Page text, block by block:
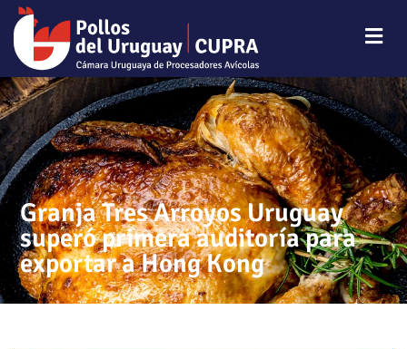
Granja Tres Arroyos Uruguay
superó primera auditoría para
exportar a Hong Kong